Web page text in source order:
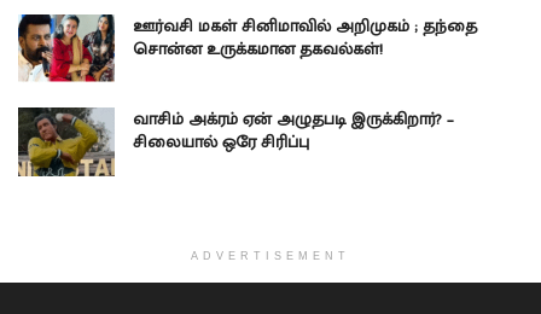
ஊர்வசி மகள் சினிமாவில் அறிமுகம் ; தந்தை
சொன்ன உருக்கமான தகவல்கள்!
வாசிம் அக்ரம் ஏன் அழுதபடி இருக்கிறார்? –
சிலையால் ஒரே சிரிப்பு
ADVERTISEMENT